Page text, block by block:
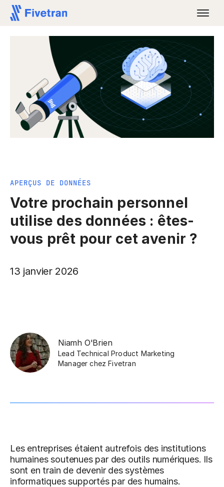
APERÇUS DE DONNÉES
Votre prochain personnel
utilise des données : êtes-
vous prêt pour cet avenir ?
13 janvier 2026
Niamh O'Brien
Lead Technical Product Marketing
Manager chez Fivetran
Les entreprises étaient autrefois des institutions
humaines soutenues par des outils numériques. Ils
sont en train de devenir des systèmes
informatiques supportés par des humains.